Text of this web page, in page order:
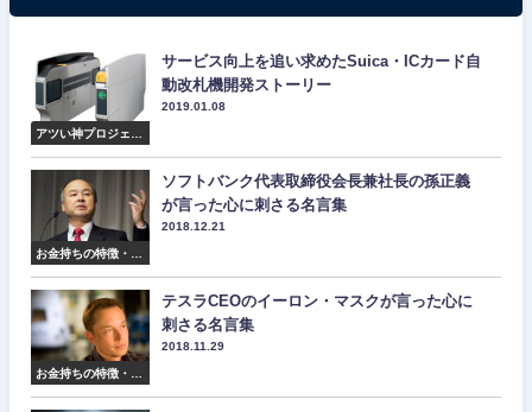
アツい神プロジェク
サービス向上を追い求めたSuica・ICカード自
動改札機開発ストーリー
2019.01.08
お金持ちの特徴・マ
ソフトバンク代表取締役会長兼社長の孫正義
が言った心に刺さる名言集
2018.12.21
お金持ちの特徴・マ
テスラCEOのイーロン・マスクが言った心に
刺さる名言集
2018.11.29